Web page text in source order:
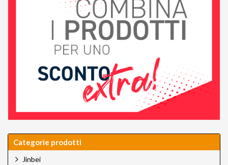
Categorie prodotti
Jinbei